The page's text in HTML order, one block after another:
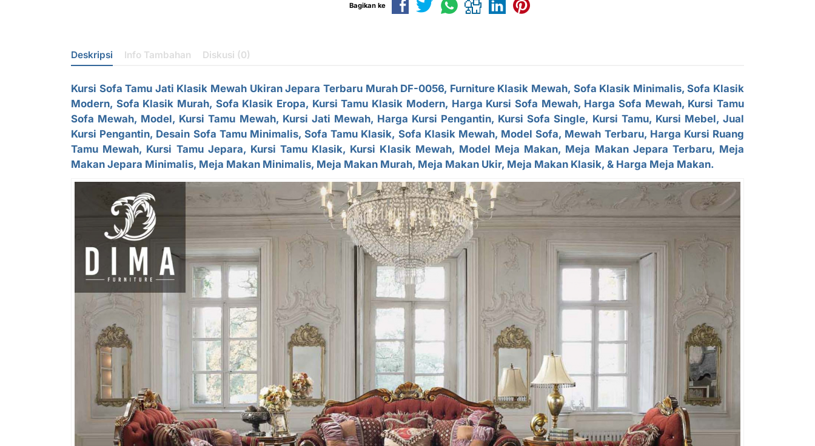
Bagikan ke
Deskripsi Info Tambahan Diskusi (0)
Kursi Sofa Tamu Jati Klasik Mewah Ukiran Jepara Terbaru Murah DF-0056, Furniture Klasik Mewah, Sofa Klasik Minimalis, Sofa Klasik
Modern, Sofa Klasik Murah, Sofa Klasik Eropa, Kursi Tamu Klasik Modern, Harga Kursi Sofa Mewah, Harga Sofa Mewah, Kursi Tamu
Sofa Mewah, Model, Kursi Tamu Mewah, Kursi Jati Mewah, Harga Kursi Pengantin, Kursi Sofa Single, Kursi Tamu, Kursi Mebel, Jual
Kursi Pengantin, Desain Sofa Tamu Minimalis, Sofa Tamu Klasik, Sofa Klasik Mewah, Model Sofa, Mewah Terbaru, Harga Kursi Ruang
Tamu Mewah, Kursi Tamu Jepara, Kursi Tamu Klasik, Kursi Klasik Mewah, Model Meja Makan, Meja Makan Jepara Terbaru, Meja
Makan Jepara Minimalis, Meja Makan Minimalis, Meja Makan Murah, Meja Makan Ukir, Meja Makan Klasik, & Harga Meja Makan.